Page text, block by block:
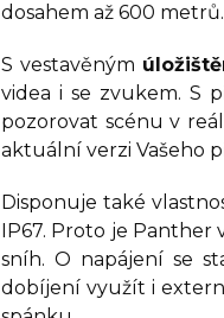
dosahem až 600 metrů.
S vestavěným
videa i se zvukem. S
pozorovat scénu v
aktuální verzi Vašeho
Disponuje také
IP67. Proto je
sníh. O napájení se
dobíjení využít i